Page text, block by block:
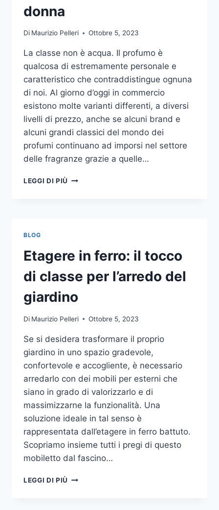
donna
Di Maurizio Pelleri Ottobre 5, 2023
La classe non è acqua. Il profumo è
qualcosa di estremamente personale e
caratteristico che contraddistingue ognuna
di noi. Al giorno d’oggi in commercio
esistono molte varianti differenti, a diversi
livelli di prezzo, anche se alcuni brand e
alcuni grandi classici del mondo dei
profumi continuano ad imporsi nel settore
delle fragranze grazie a quelle…
LEGGI DI PIÙ
BLOG
Etagere in ferro: il tocco
di classe per l’arredo del
giardino
Di Maurizio Pelleri Ottobre 5, 2023
Se si desidera trasformare il proprio
giardino in uno spazio gradevole,
confortevole e accogliente, è necessario
arredarlo con dei mobili per esterni che
siano in grado di valorizzarlo e di
massimizzarne la funzionalità. Una
soluzione ideale in tal senso è
rappresentata dall’etagere in ferro battuto.
Scopriamo insieme tutti i pregi di questo
mobiletto dal fascino…
LEGGI DI PIÙ ETAGERE